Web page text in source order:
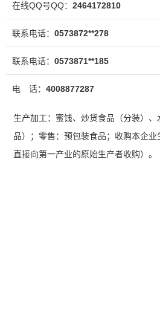
在线QQ号QQ： 2464172810
联系电话： 0573872**278
联系电话： 0573871**185
电 话： 4008877287
生产加工：蜜饯、炒货食品（分装）、
品）；零售：预包装食品；收购本企
直接向第一产业的原始生产者收购）。